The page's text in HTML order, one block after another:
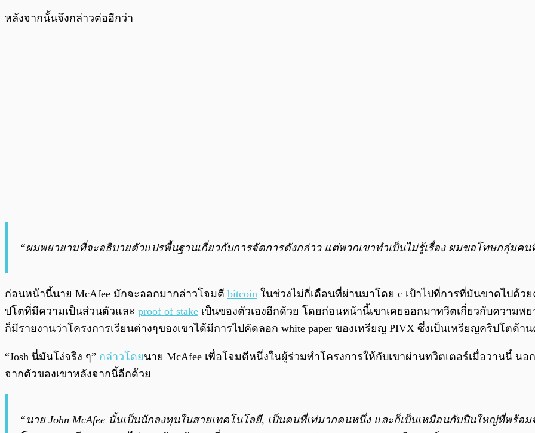
หลังจากนั้นจึงกล่าวต่ออีกว่า
“ผมพยายามที่จะอธิบายตัวแปรพื้นฐานเกี่ยวกับการจัดการดังกล่าว แต่พวกเขาทำเป็นไม่รู้เรื่อง ผมขอโทษกลุ่มค
ก่อนหน้านี้นาย McAfee มักจะออกมากล่าวโจมตี bitcoin ในช่วงไม่กี่เดือนที่ผ่านมาโดย c เป้าไปที่การที่มันขาดไปด้ว
ปโตที่มีความเป็นส่วนตัวและ proof of stake เป็นของตัวเองอีกด้วย โดยก่อนหน้านี้เขาเคยออกมาทวีตเกี่ยวกับความ
ก็มีรายงานว่าโครงการเรียนต่างๆของเขาได้มีการไปคัดลอก white paper ของเหรียญ PIVX ซึ่งเป็นเหรียญคริปโตด้
“Josh นี่มันโง่จริง ๆ” กล่าวโดยนาย McAfee เพื่อโจมตีหนึ่งในผู้ร่วมทำโครงการให้กับเขาผ่านทวิตเตอร์เมื่อวานนี้ นอ
จากตัวของเขาหลังจากนี้อีกด้วย
“นาย John McAfee นั้นเป็นนักลงทุนในสายเทคโนโลยี, เป็นคนที่เท่มากคนหนึ่ง และก็เป็นเหมือนกับปืนใหญ่ที่พร้อ